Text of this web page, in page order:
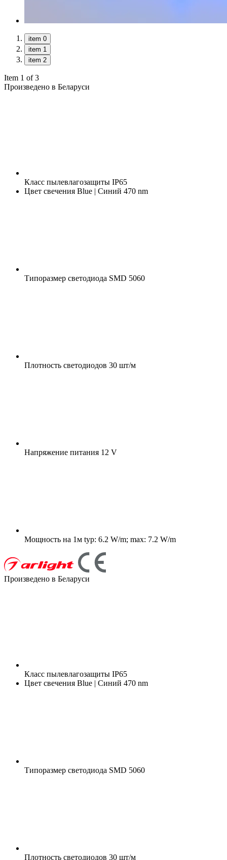
item 0
item 1
item 2
Item 1 of 3
Произведено в Беларуси
Класс пылевлагозащиты IP65
Цвет свечения Blue | Синий 470 nm
Типоразмер светодиода SMD 5060
Плотность светодиодов 30 шт/м
Напряжение питания 12 V
Мощность на 1м typ: 6.2 W/m; max: 7.2 W/m
Произведено в Беларуси
Класс пылевлагозащиты IP65
Цвет свечения Blue | Синий 470 nm
Типоразмер светодиода SMD 5060
Плотность светодиодов 30 шт/м